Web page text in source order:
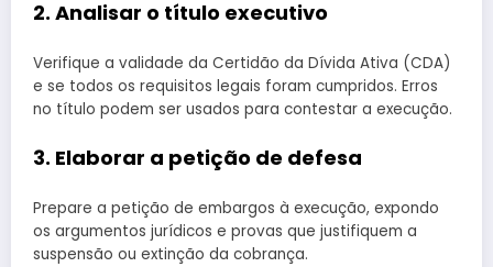
2. Analisar o título executivo
Verifique a validade da Certidão da Dívida Ativa (CDA)
e se todos os requisitos legais foram cumpridos. Erros
no título podem ser usados para contestar a execução.
3. Elaborar a petição de defesa
Prepare a petição de embargos à execução, expondo
os argumentos jurídicos e provas que justifiquem a
suspensão ou extinção da cobrança.